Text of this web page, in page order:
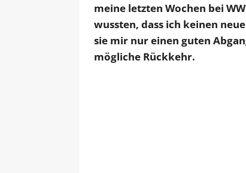
meine letzten Wochen bei
wussten, dass ich keinen
sie mir nur einen guten
mögliche Rückkehr.